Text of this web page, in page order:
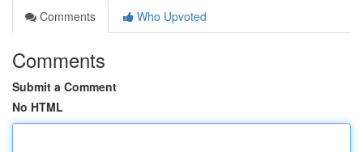
Comments
Who Upvoted
Comments
Submit a Comment
No HTML